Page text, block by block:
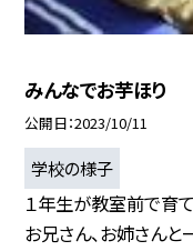
みんなでお芋ほり
公開日 2023/10/11
学校の様子
１年生が教室前で育
お兄さん、お姉さんと